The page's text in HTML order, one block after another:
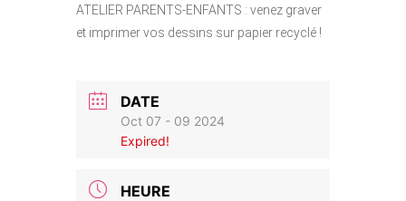
ATELIER PARENTS-ENFANTS : venez graver
et imprimer vos dessins sur papier recyclé !
DATE
Oct 07 - 09 2024
Expired!
HEURE